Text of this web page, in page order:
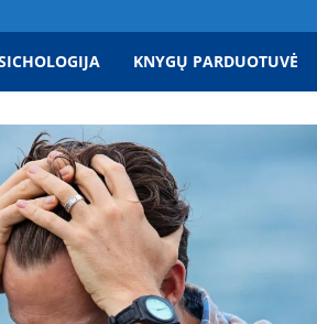
KNYGŲ PARDUOTUVĖ